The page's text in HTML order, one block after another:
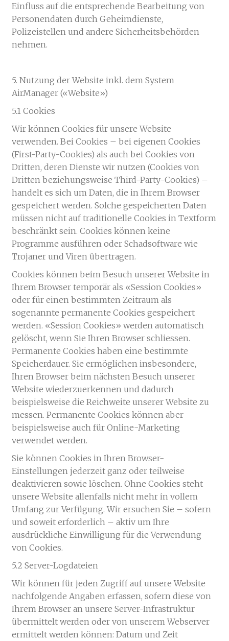
Einfluss auf die entsprechende Bearbeitung von
Personendaten durch Geheimdienste,
Polizeistellen und andere Sicherheitsbehörden
nehmen.
5. Nutzung der Website inkl. dem System
AirManager («Website»)
5.1 Cookies
Wir können Cookies für unsere Website
verwenden. Bei Cookies – bei eigenen Cookies
(First-Party-Cookies) als auch bei Cookies von
Dritten, deren Dienste wir nutzen (Cookies von
Dritten beziehungsweise Third-Party-Cookies) –
handelt es sich um Daten, die in Ihrem Browser
gespeichert werden. Solche gespeicherten Daten
müssen nicht auf traditionelle Cookies in Textform
beschränkt sein. Cookies können keine
Programme ausführen oder Schadsoftware wie
Trojaner und Viren übertragen.
Cookies können beim Besuch unserer Website in
Ihrem Browser temporär als «Session Cookies»
oder für einen bestimmten Zeitraum als
sogenannte permanente Cookies gespeichert
werden. «Session Cookies» werden automatisch
gelöscht, wenn Sie Ihren Browser schliessen.
Permanente Cookies haben eine bestimmte
Speicherdauer. Sie ermöglichen insbesondere,
Ihren Browser beim nächsten Besuch unserer
Website wiederzuerkennen und dadurch
beispielsweise die Reichweite unserer Website zu
messen. Permanente Cookies können aber
beispielsweise auch für Online-Marketing
verwendet werden.
Sie können Cookies in Ihren Browser-
Einstellungen jederzeit ganz oder teilweise
deaktivieren sowie löschen. Ohne Cookies steht
unsere Website allenfalls nicht mehr in vollem
Umfang zur Verfügung. Wir ersuchen Sie – sofern
und soweit erforderlich – aktiv um Ihre
ausdrückliche Einwilligung für die Verwendung
von Cookies.
5.2 Server-Logdateien
Wir können für jeden Zugriff auf unsere Website
nachfolgende Angaben erfassen, sofern diese von
Ihrem Browser an unsere Server-Infrastruktur
übermittelt werden oder von unserem Webserver
ermittelt werden können: Datum und Zeit